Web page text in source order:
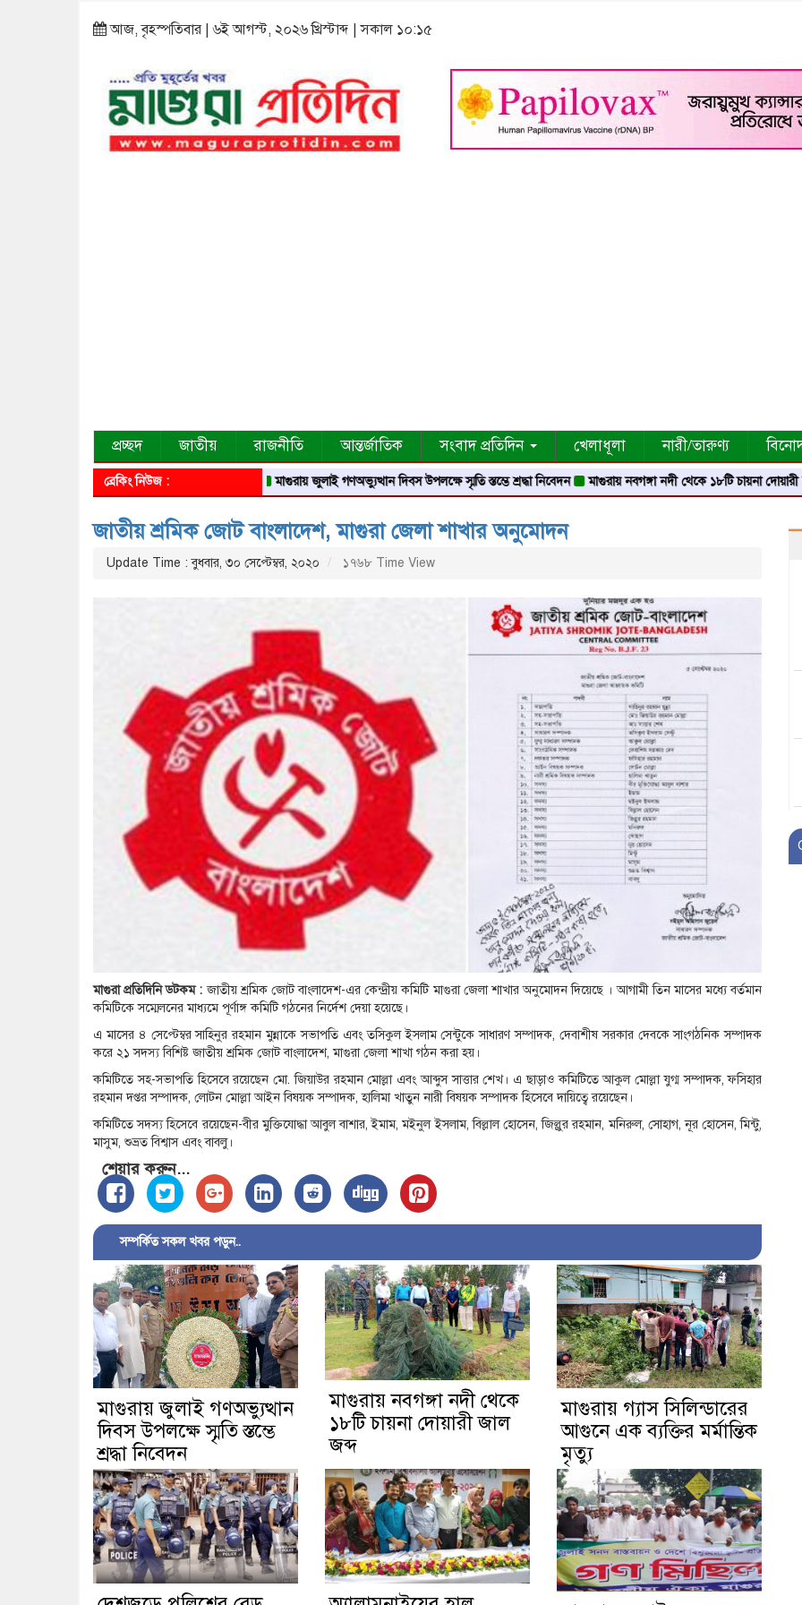
আজ, বৃহস্পতিবার | ৬ই আগস্ট, ২০২৬ খ্রিস্টাব্দ | সকাল ১০:১৫
প্রচ্ছদ জাতীয় রাজনীতি আন্তর্জাতিক সংবাদ প্রতিদিন খেলাধূলা নারী/তারুণ্য
ব্রেকিং নিউজ : মাগুরায় জুলাই গণঅভ্যুত্থান দিবস উপলক্ষে স্মৃতি স্তম্ভে শ্রদ্ধা নিবেদন মাগুরায় নবগঙ্গা নদী থেকে ১৮টি চায়না দোয়ারী জাল
জাতীয় শ্রমিক জোট বাংলাদেশ, মাগুরা জেলা শাখার অনুমোদন
Update Time : বুধবার, ৩০ সেপ্টেম্বর, ২০২০ ১৭৬৮ Time View
মাগুরা প্রতিদিনি ডটকম : জাতীয় শ্রমিক জোট বাংলাদেশ-এর কেন্দ্রীয় কমিটি মাগুরা জেলা শাখার অনুমোদন দিয়েছে । আগামী তিন মাসের মধ্যে বর্তমান
কমিটিকে সম্মেলনের মাধ্যমে পূর্ণাঙ্গ কমিটি গঠনের নির্দেশ দেয়া হয়েছে।
এ মাসের ৪ সেপ্টেম্বর সাহিনুর রহমান মুন্নাকে সভাপতি এবং তসিকুল ইসলাম সেন্টুকে সাধারণ সম্পাদক, দেবাশীষ সরকার দেবকে সাংগঠনিক সম্পাদক
করে ২১ সদস্য বিশিষ্ট জাতীয় শ্রমিক জোট বাংলাদেশ, মাগুরা জেলা শাখা গঠন করা হয়।
কমিটিতে সহ-সভাপতি হিসেবে রয়েছেন মো. জিয়াউর রহমান মোল্লা এবং আব্দুস সাত্তার শেখ। এ ছাড়াও কমিটিতে আকুল মোল্লা যুগ্ম সম্পাদক, ফসিহার
রহমান দপ্তর সম্পাদক, লোটন মোল্লা আইন বিষয়ক সম্পাদক, হালিমা খাতুন নারী বিষয়ক সম্পাদক হিসেবে দায়িত্বে রয়েছেন।
কমিটিতে সদস্য হিসেবে রয়েছেন-বীর মুক্তিযোদ্ধা আবুল বাশার, ইমাম, মইনুল ইসলাম, বিল্লাল হোসেন, জিল্লুর রহমান, মনিরুল, সোহাগ, নূর হোসেন, মিন্টু,
মাসুম, শুভ্রত বিশ্বাস এবং বাবলু।
শেয়ার করুন...
সম্পর্কিত সকল খবর পড়ুন..
মাগুরায় জুলাই গণঅভ্যুত্থান
দিবস উপলক্ষে স্মৃতি স্তম্ভে
শ্রদ্ধা নিবেদন
মাগুরায় নবগঙ্গা নদী থেকে
১৮টি চায়না দোয়ারী জাল
জব্দ
মাগুরায় গ্যাস সিলিন্ডারের
আগুনে এক ব্যক্তির মর্মান্তিক
মৃত্যু